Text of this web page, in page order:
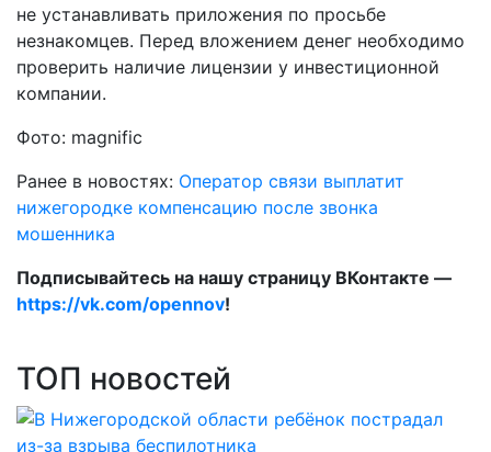
не устанавливать приложения по просьбе
незнакомцев. Перед вложением денег необходимо
проверить наличие лицензии у инвестиционной
компании.
Фото: magnific
Ранее в новостях: Оператор связи выплатит
нижегородке компенсацию после звонка
мошенника
Подписывайтесь на нашу страницу ВКонтакте —
https://vk.com/opennov!
ТОП новостей